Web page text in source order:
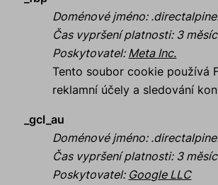
Doménové jméno:
Čas vypršení platnosti: 3
Poskytovatel: Meta Inc.
Tento soubor cookie používá
reklamní účely a sledování
_gcl_au
Doménové jméno:
Čas vypršení platnosti: 3
Poskytovatel: Google LLC